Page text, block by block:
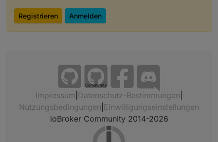
Registrieren Anmelden
Community
Impressum Datenschutz-Bestimmungen
Nutzungsbedingungen Einwilligungseinstellungen
ioBroker Community 2014-2026